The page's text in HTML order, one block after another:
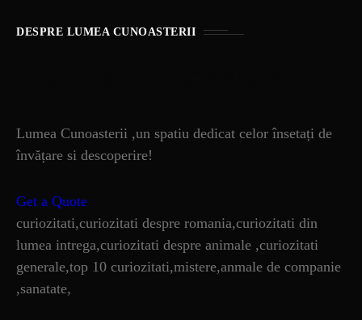
DESPRE LUMEA CUNOASTERII
Lumea Cunoasterii ,un spatiu dedicat celor însetați de
învățare si descoperire!
Get a Quote
curiozitati,curiozitati despre romania,curiozitati din
lumea intrega,curiozitati despre animale ,curiozitati
generale,top 10 curiozitati,mistere,anmale de companie
,sanatate,